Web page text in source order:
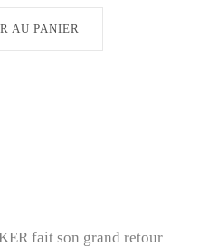
AU PANIER
fait son grand retour